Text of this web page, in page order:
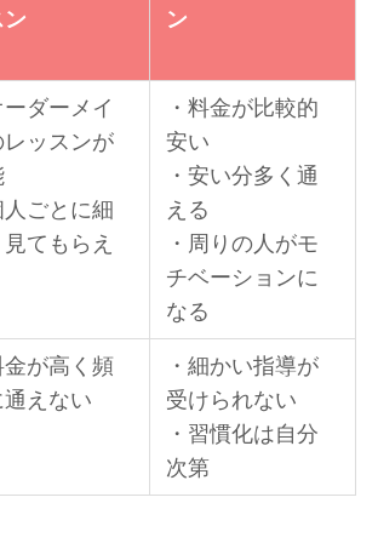
ン
ン
ーダーメイ
レッスンが
人ごとに細
てもらえ
・料金が比較的
安い
・安い分多く通
える
・周りの人がモ
チベーションに
なる
金が高く頻
通えない
・細かい指導が
受けられない
・習慣化は自分
次第